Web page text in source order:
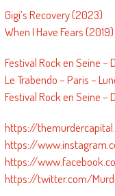
Gigi’s Recovery (2023)
When I Have Fears (2019)
Festival Rock en Seine
Le Trabendo – Paris –
Festival Rock en Seine –
https://
https://
https://
https://twitter.com/